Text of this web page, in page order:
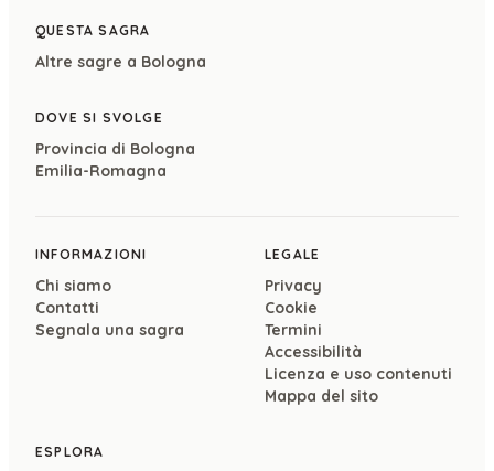
QUESTA SAGRA
Altre sagre a Bologna
DOVE SI SVOLGE
Provincia di Bologna
Emilia-Romagna
INFORMAZIONI
Chi siamo
Contatti
Segnala una sagra
LEGALE
Privacy
Cookie
Termini
Accessibilità
Licenza e uso contenuti
Mappa del sito
ESPLORA